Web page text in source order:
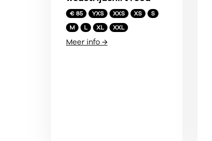
€ 85 YXS XXS XS
S
M
L XL XXL
Meer info →